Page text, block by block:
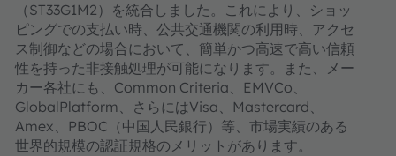
（ST33G1M2）を統合しました。これにより、ショッ
ピングでの支払い時、公共交通機関の利用時、アクセ
ス制御などの場合において、簡単かつ高速で高い信頼
性を持った非接触処理が可能になります。また、メー
カー各社にも、Common Criteria、EMVCo、
GlobalPlatform、さらにはVisa、Mastercard、
Amex、PBOC（中国人民銀行）等、市場実績のある
世界的規模の認証規格のメリットがあります。